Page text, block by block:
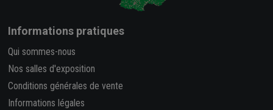
Informations pratiques
Qui sommes-nous
Nos salles d'exposition
Conditions générales de vente
Informations légales